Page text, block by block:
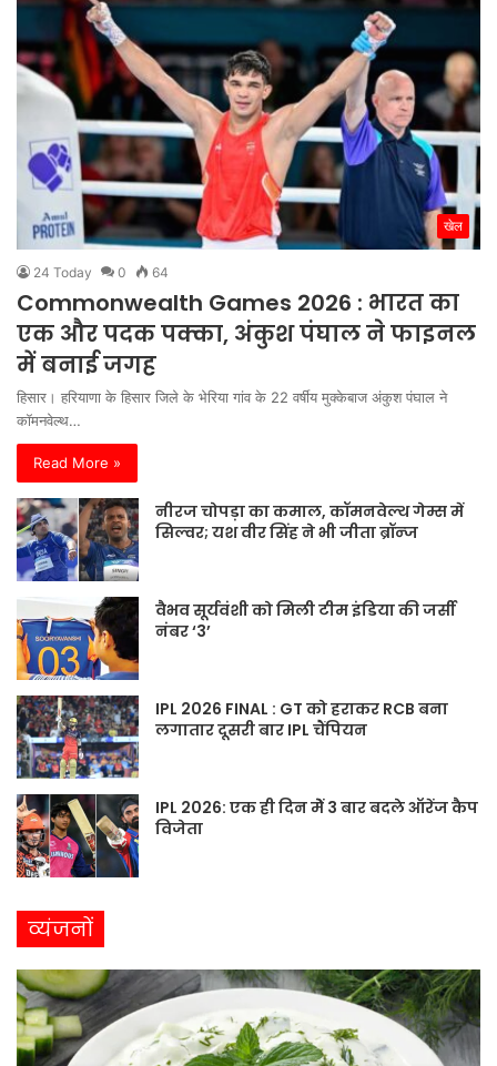
खेल
24 Today 0 64
Commonwealth Games 2026 : भारत का
एक और पदक पक्का, अंकुश पंघाल ने फाइनल
में बनाई जगह
हिसार। हरियाणा के हिसार जिले के भेरिया गांव के 22 वर्षीय मुक्केबाज अंकुश पंघाल ने
कॉमनवेल्थ…
Read More »
नीरज चोपड़ा का कमाल, कॉमनवेल्थ गेम्स में
सिल्वर; यश वीर सिंह ने भी जीता ब्रॉन्ज
वैभव सूर्यवंशी को मिली टीम इंडिया की जर्सी
नंबर ‘3’
IPL 2026 FINAL : GT को हराकर RCB बना
लगातार दूसरी बार IPL चैंपियन
IPL 2026: एक ही दिन मेें 3 बार बदले ऑरेंज कैप
विजेता
व्यंजनों